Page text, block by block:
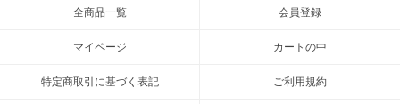
全商品一覧 会員登録
マイページ カートの中
特定商取引に基づく表記 ご利用規約